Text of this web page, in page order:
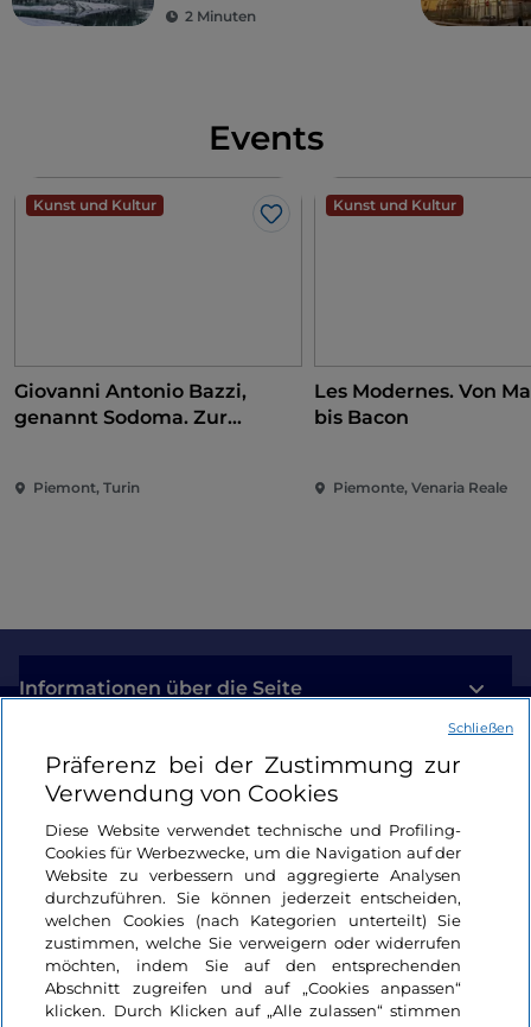
2 Minuten
Events
Kunst und Kultur
Like
Giovanni Antonio Bazzi,
genannt Sodoma. Zur
Piemont, Turin
Kunst und Kultur
Les Modernes. Von
bis Bacon
Piemonte, Venaria Reale
Informationen über die Seite
Nützliche Links
Login
Bleiben wir in Kontakt
Präferenz bei der Zustimmung zur
Verwendung von Cookies
Diese Website verwendet technische und Profiling-
Cookies für Werbezwecke, um die Navigation auf der
Website zu verbessern und aggregierte Analysen
durchzuführen. Sie können jederzeit entscheiden,
welchen Cookies (nach Kategorien unterteilt) Sie
zustimmen, welche Sie verweigern oder widerrufen
möchten, indem Sie auf den entsprechenden
Abschnitt zugreifen und auf „Cookies anpassen“
klicken. Durch Klicken auf „Alle zulassen“ stimmen
Schließen